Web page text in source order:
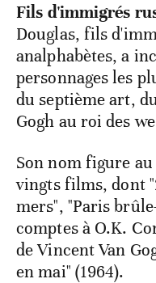
Fils d'immigrés
Douglas, fils
analphabètes, a
personnages les
du septième art,
Gogh au roi des
Son nom figure
vingts films, dont
mers", "Paris
comptes à O.K.
de Vincent Van
en mai" (1964).